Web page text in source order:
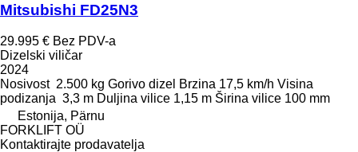
Mitsubishi FD25N3
29.995 € Bez PDV-a
Dizelski viličar
2024
Nosivost 2.500 kg Gorivo dizel Brzina 17,5 km/h Visina
podizanja 3,3 m Duljina vilice 1,15 m Širina vilice 100 mm
Estonija, Pärnu
FORKLIFT OÜ
Kontaktirajte prodavatelja